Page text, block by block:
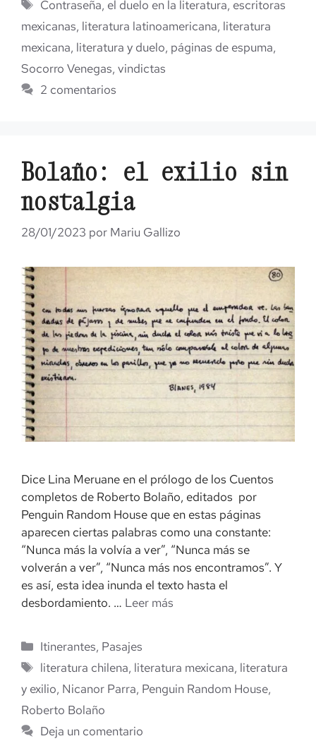
Contraseña, el duelo en la literatura, escritoras
mexicanas, literatura latinoamericana, literatura
mexicana, literatura y duelo, páginas de espuma,
Socorro Venegas, vindictas
2 comentarios
Bolaño: el exilio sin
nostalgia
28/01/2023 por Mariu Gallizo
Dice Lina Meruane en el prólogo de los Cuentos
completos de Roberto Bolaño, editados por
Penguin Random House que en estas páginas
aparecen ciertas palabras como una constante:
“Nunca más la volvía a ver”, “Nunca más se
volverán a ver”, “Nunca más nos encontramos”. Y
es así, esta idea inunda el texto hasta el
desbordamiento. … Leer más
Categorías
Itinerantes, Pasajes
Etiquetas
literatura chilena, literatura mexicana, literatura
y exilio, Nicanor Parra, Penguin Random House,
Roberto Bolaño
Deja un comentario